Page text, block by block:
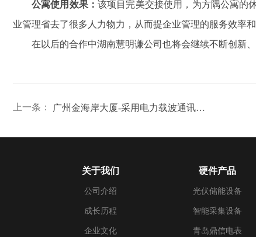
公寓使用效果：该项目完美交接使用，为方隅公寓的
业管理省去了很多人力物力，从而提企业管理的服务效率和
在以后的合作中湖南慧明谦公司也将会继续不断创新
上一条： 广州金海岸大厦-采用电力载波通讯实现远程抄表管理方案
关于我们
公司介绍
成长历程
企业文化
硬件产品
光伏储能设备
智能采集设备
青岛鼎信电表